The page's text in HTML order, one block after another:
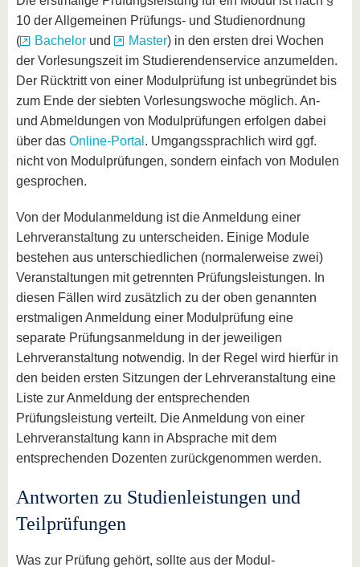
10 der Allgemeinen Prüfungs- und Studienordnung
(
Bachelor und Master) in den ersten drei Wochen
der Vorlesungszeit im Studierendenservice anzumelden.
Der Rücktritt von einer Modulprüfung ist unbegründet bis
zum Ende der siebten Vorlesungswoche möglich. An-
und Abmeldungen von Modulprüfungen erfolgen dabei
über das Online-Portal . Umgangssprachlich wird ggf.
nicht von Modulprüfungen, sondern einfach von Modulen
gesprochen.
Von der Modulanmeldung ist die Anmeldung einer
Lehrveranstaltung zu unterscheiden. Einige Module
bestehen aus unterschiedlichen (normalerweise zwei)
Veranstaltungen mit getrennten Prüfungsleistungen. In
diesen Fällen wird zusätzlich zu der oben genannten
erstmaligen Anmeldung einer Modulprüfung eine
separate Prüfungsanmeldung in der jeweiligen
Lehrveranstaltung notwendig. In der Regel wird hierfür in
den beiden ersten Sitzungen der Lehrveranstaltung eine
Liste zur Anmeldung der entsprechenden
Prüfungsleistung verteilt. Die Anmeldung von einer
Lehrveranstaltung kann in Absprache mit dem
entsprechenden Dozenten zurückgenommen werden.
Antworten zu Studienleistungen und
Teilprüfungen
Was zur Prüfung gehört, sollte aus der Modul-